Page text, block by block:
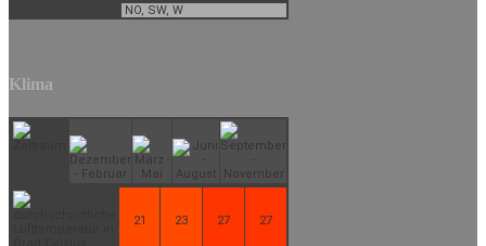
NO, SW, W
Klima
21 23 27 27